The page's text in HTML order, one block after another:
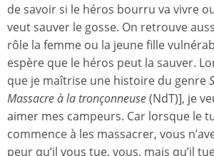
de savoir si le héros bourru va vivre
veut sauver le gosse. On retrouve
rôle la femme ou la jeune fille
espère que le héros peut la sauver.
que je maîtrise une histoire du genre
Massacre à la tronçonneuse(NdT)], je
aimer mes campeurs. Car lorsque le
commence à les massacrer, vous
peur qu’il vous tue, vous, mais qu’il